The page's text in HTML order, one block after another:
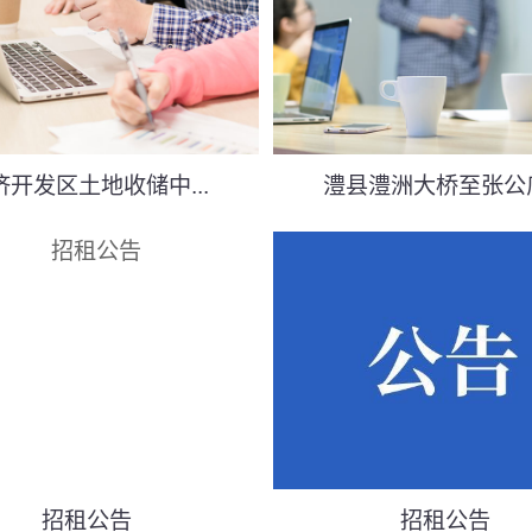
开发区土地收储中... 澧县澧洲大桥至张公
招租公告 招租公告